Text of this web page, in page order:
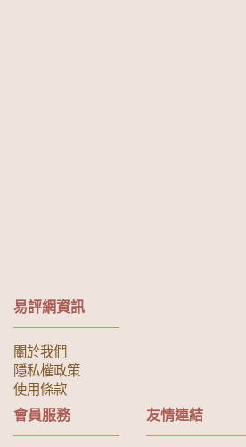
易評網資訊
關於我們
隱私權政策
使用條款
會員服務 友情連結